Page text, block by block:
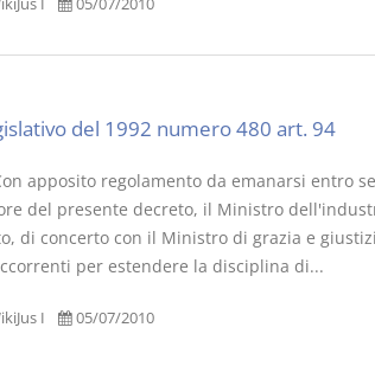
I 05/07/2010
del 1992 numero 480 art. 94
apposito regolamento da emanarsi entro
del presente decreto, il Ministro
di concerto con il Ministro di grazia e
per estendere la disciplina di...
I 05/07/2010